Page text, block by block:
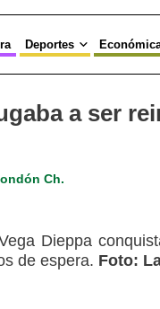
Deportes
a ser
Ch.
Dieppa
de espera. Foto: